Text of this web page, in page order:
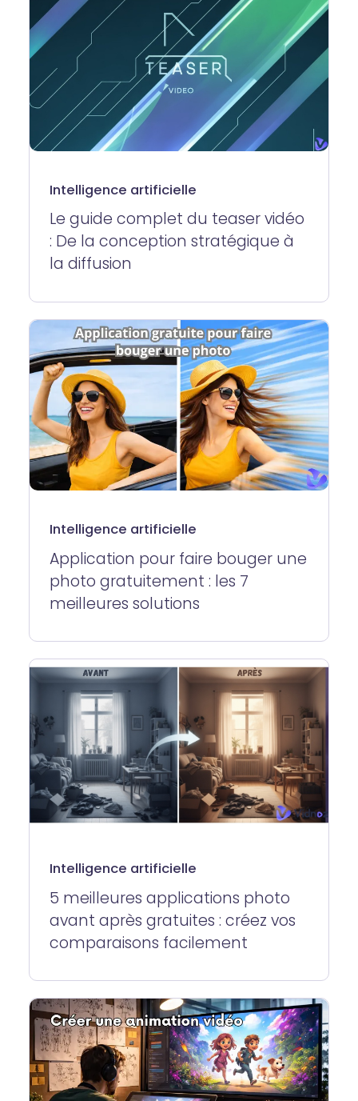
Intelligence artificielle
Le guide complet du teaser vidéo
: De la conception stratégique à
la diffusion
Intelligence artificielle
Application pour faire bouger une
photo gratuitement : les 7
meilleures solutions
Intelligence artificielle
5 meilleures applications photo
avant après gratuites : créez vos
comparaisons facilement